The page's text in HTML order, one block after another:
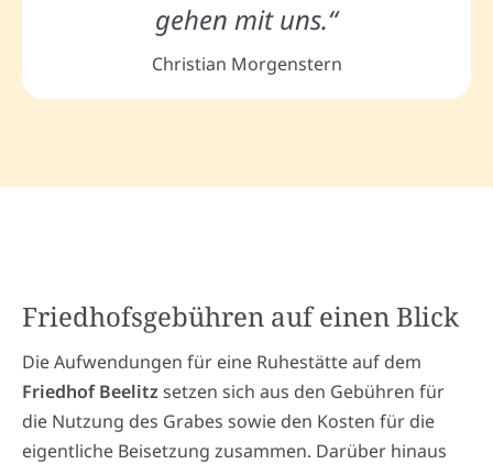
gehen mit uns.“
Christian Morgenstern
Friedhofsgebühren auf einen Blick
Die Aufwendungen für eine Ruhestätte auf dem
Friedhof Beelitzsetzen sich aus den Gebühren für
die Nutzung des Grabes sowie den Kosten für die
eigentliche Beisetzung zusammen. Darüber hinaus